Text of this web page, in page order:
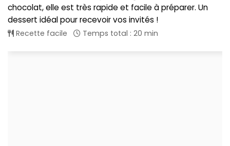
chocolat, elle est très rapide et facile à préparer. Un
dessert idéal pour recevoir vos invités !
Recette facile Temps total : 20 min